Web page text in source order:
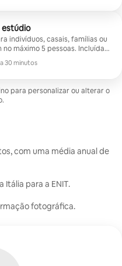
estúdio
indivíduos, casais, famílias ou
máximo 5 pessoas. Incluídas
em HD com entrega imediata.
30 minutos
para personalizar ou alterar o
com uma média anual de
Itália para a ENIT.
fotográfica.